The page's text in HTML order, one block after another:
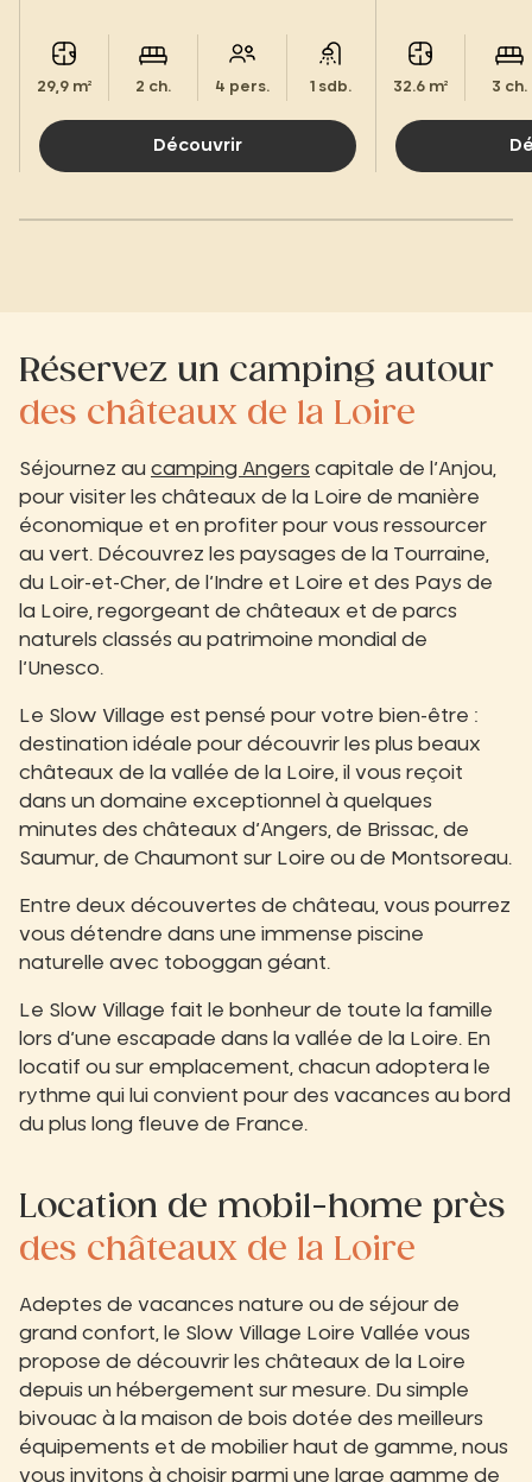
29,9 m² 2 ch. 4 pers. 1 sdb.
Découvrir
32.6 m² 3 ch.
Réservez un camping autour
des châteaux de la Loire
Séjournez au camping Angers capitale de l’Anjou,
pour visiter les châteaux de la Loire de manière
économique et en profiter pour vous ressourcer
au vert. Découvrez les paysages de la Tourraine,
du Loir-et-Cher, de l’Indre et Loire et des Pays de
la Loire, regorgeant de châteaux et de parcs
naturels classés au patrimoine mondial de
l’Unesco.
Le Slow Village est pensé pour votre bien-être :
destination idéale pour découvrir les plus beaux
châteaux de la vallée de la Loire, il vous reçoit
dans un domaine exceptionnel à quelques
minutes des châteaux d’Angers, de Brissac, de
Saumur, de Chaumont sur Loire ou de Montsoreau.
Entre deux découvertes de château, vous pourrez
vous détendre dans une immense piscine
naturelle avec toboggan géant.
Le Slow Village fait le bonheur de toute la famille
lors d’une escapade dans la vallée de la Loire. En
locatif ou sur emplacement, chacun adoptera le
rythme qui lui convient pour des vacances au bord
du plus long fleuve de France.
Location de mobil-home près
des châteaux de la Loire
Adeptes de vacances nature ou de séjour de
grand confort, le Slow Village Loire Vallée vous
propose de découvrir les châteaux de la Loire
depuis un hébergement sur mesure. Du simple
bivouac à la maison de bois dotée des meilleurs
équipements et de mobilier haut de gamme, nous
vous invitons à choisir parmi une large gamme de